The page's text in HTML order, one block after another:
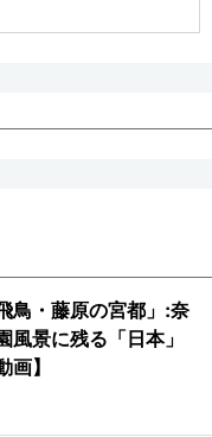
鳥・藤原の宮都」:奈
風景に残る「日本」
】